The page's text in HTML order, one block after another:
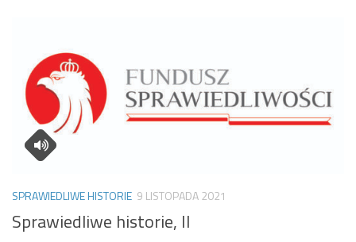
SPRAWIEDLIWE HISTORIE 9 LISTOPADA 2021
Sprawiedliwe historie, II